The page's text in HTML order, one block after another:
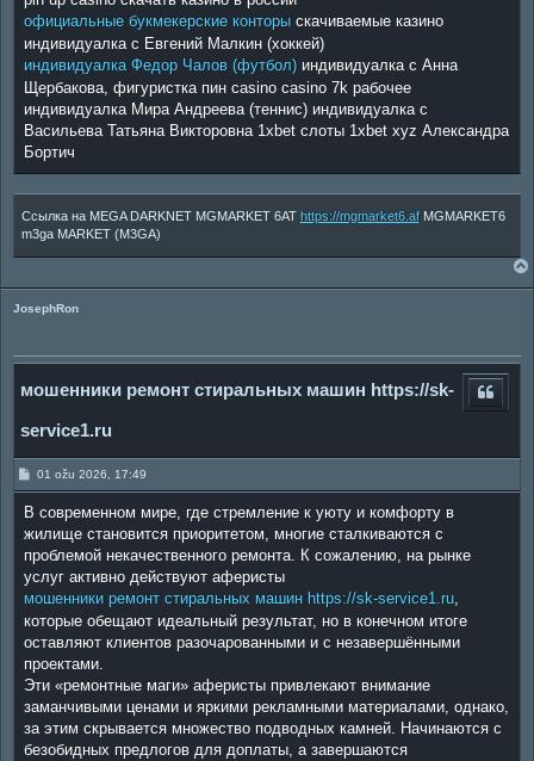
официальные букмекерские конторы скачиваемые казино
индивидуалка с Евгений Малкин (хоккей)
индивидуалка Федор Чалов (футбол) индивидуалка с Анна
Щербакова, фигуристка пин casino casino 7k рабочее
индивидуалка Мира Андреева (теннис) индивидуалка с
Васильева Татьяна Викторовна 1xbet слоты 1xbet xyz Александра
Бортич
Ссылка на MEGA DARKNET MGMARKET 6AT https://mgmarket6.afMGMARKET6
m3ga MARKET (M3GA)
JosephRon
мошенники ремонт стиральных машин https://sk-
service1.ru
P
o
t
01 ožu 2026, 17:49
В современном мире, где стремление к уюту и комфорту в
жилище становится приоритетом, многие сталкиваются с
проблемой некачественного ремонта. К сожалению, на рынке
услуг активно действуют аферисты
мошенники ремонт стиральных машин https://sk-service1.ru,
которые обещают идеальный результат, но в конечном итоге
оставляют клиентов разочарованными и с незавершёнными
проектами.
Эти «ремонтные маги» аферисты привлекают внимание
заманчивыми ценами и яркими рекламными материалами, однако,
за этим скрывается множество подводных камней. Начинаются с
безобидных предлогов для доплаты, а завершаются